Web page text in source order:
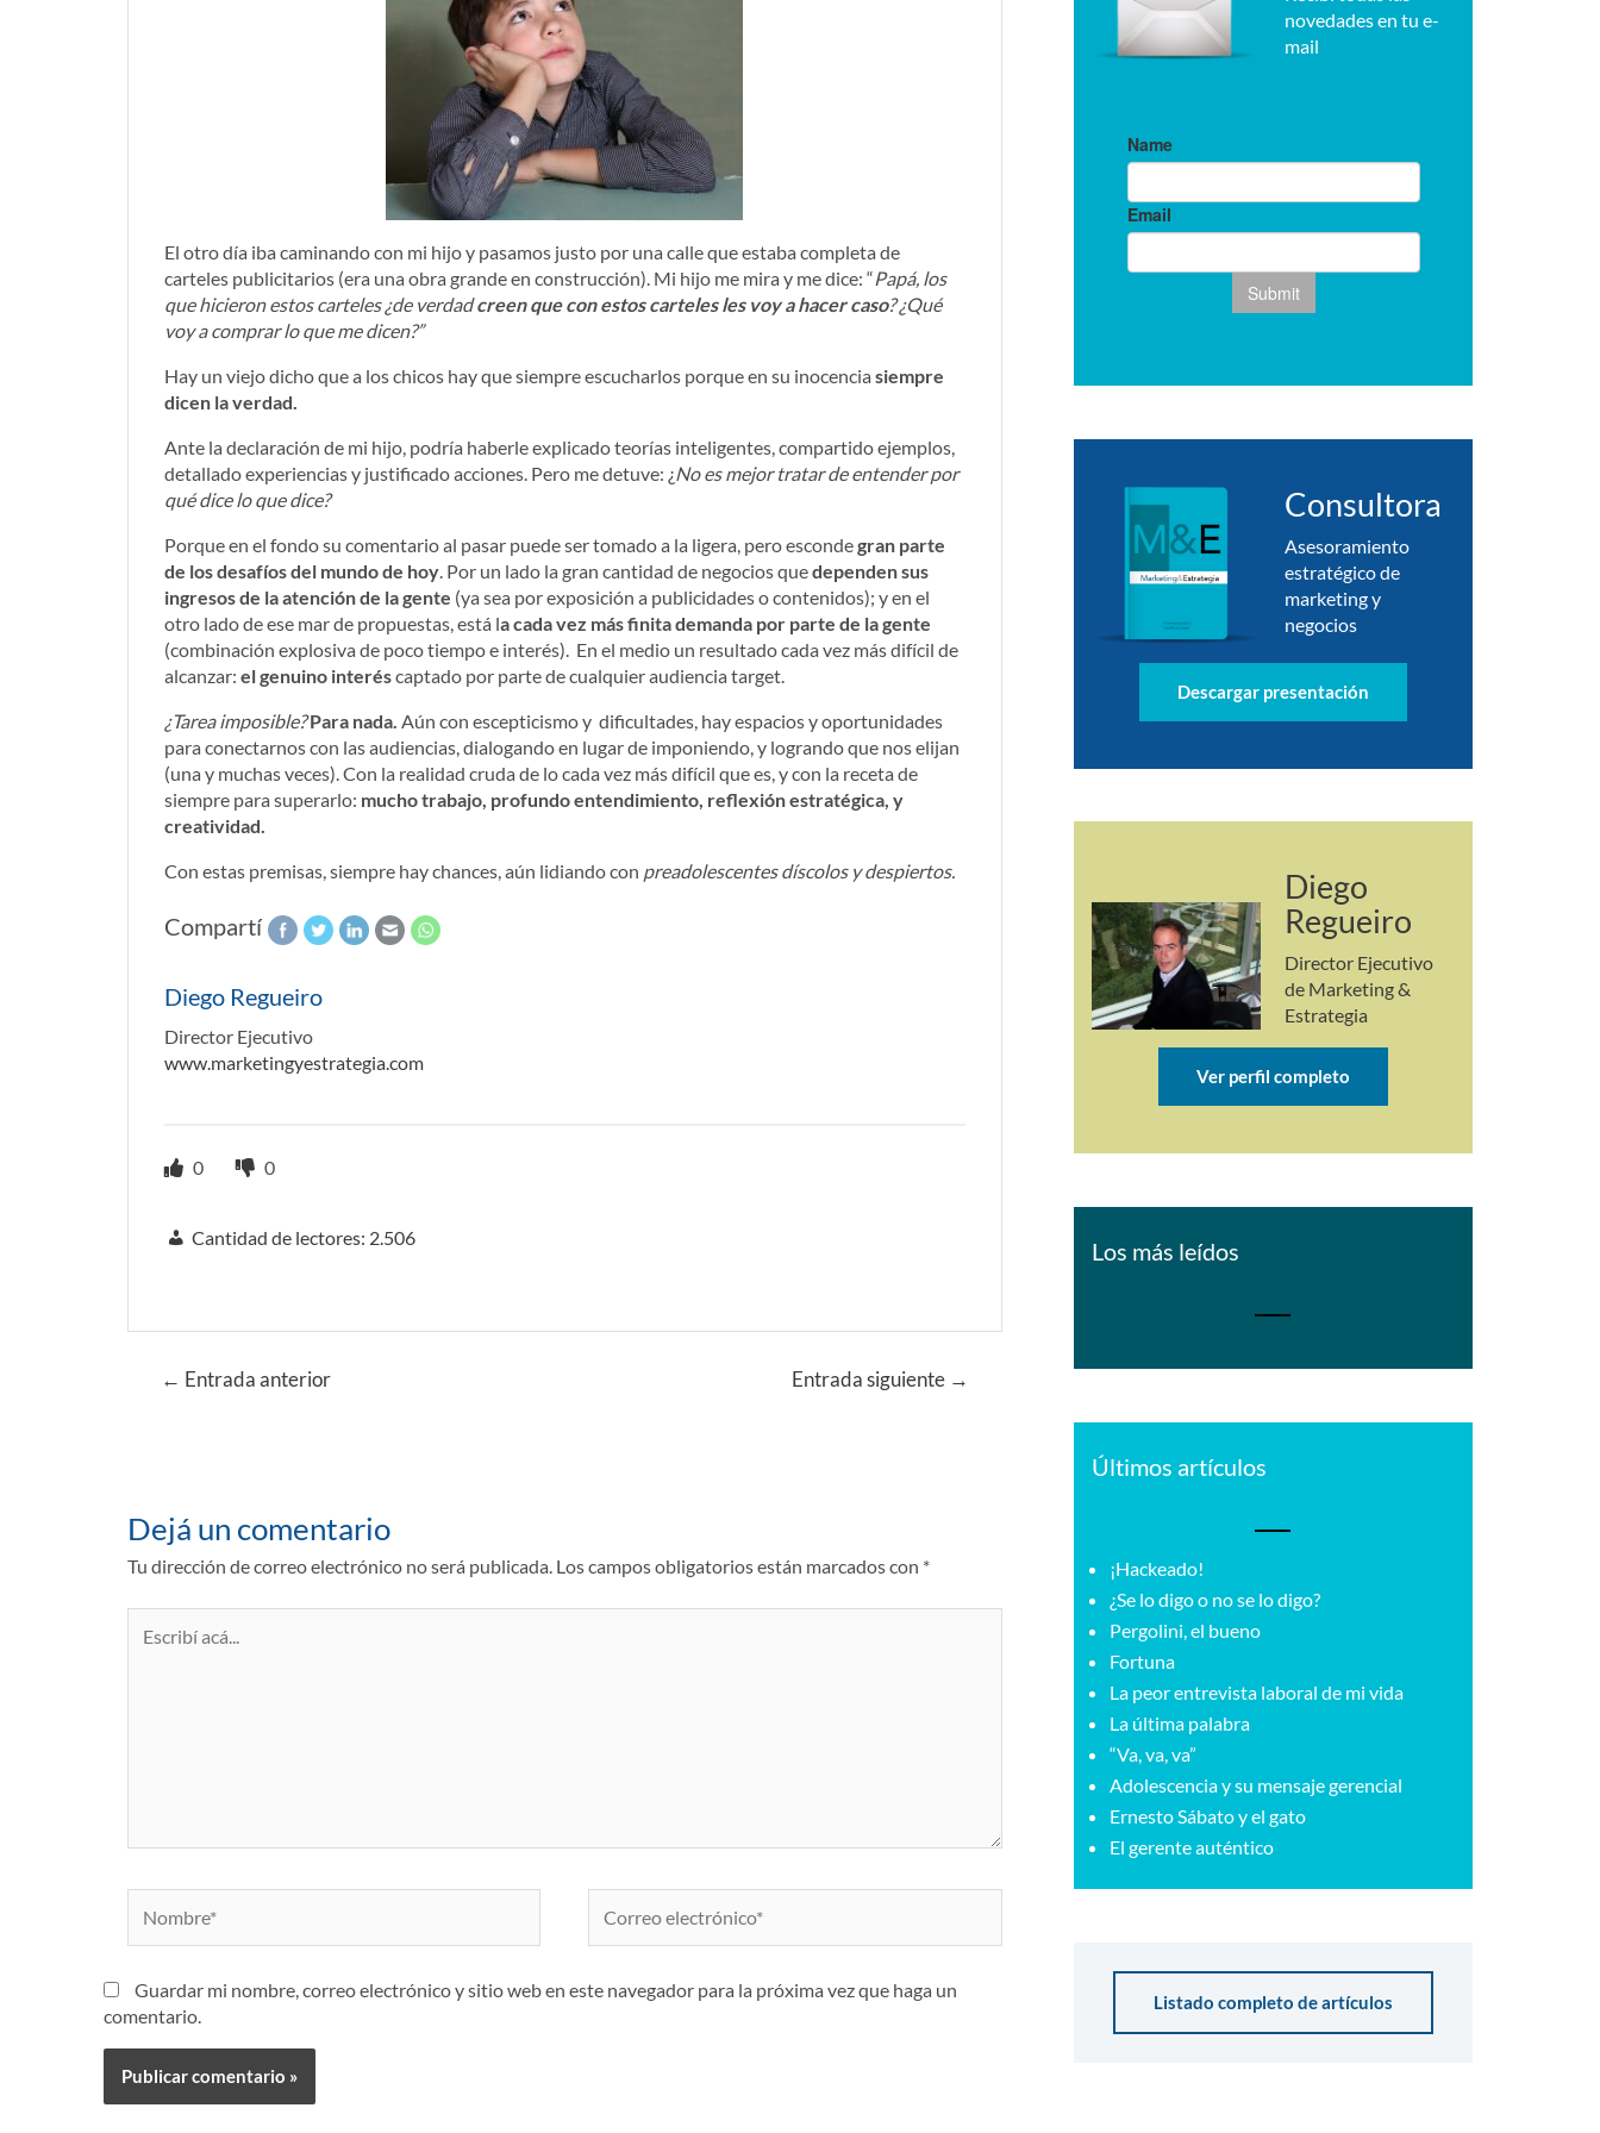
El otro día iba caminando con mi hijo y pasamos justo por una calle que estaba completa de
carteles publicitarios (era una obra grande en construcción). Mi hijo me mira y me dice: “Papá, los
que hicieron estos carteles ¿de verdadcreen que con estos carteles les voy a hacer caso? ¿Qué
voy a comprar lo que me dicen?”
Hay un viejo dicho que a los chicos hay que siempre escucharlos porque en su inocencia siempre
dicen la verdad.
Ante la declaración de mi hijo, podría haberle explicado teorías inteligentes, compartido ejemplos,
detallado experiencias y justificado acciones. Pero me detuve: ¿No es mejor tratar de entender por
qué dice lo que dice?
Porque en el fondo su comentario al pasar puede ser tomado a la ligera, pero escondegran parte
de los desafíos del mundo de hoy. Por un lado la gran cantidad de negocios quedependen sus
ingresos de la atención de la gente (ya sea por exposición a publicidades o contenidos); y en el
otro lado de ese mar de propuestas, está la cada vez más finita demanda por parte de la gente
(combinación explosiva de poco tiempo e interés). En el medio un resultado cada vez más difícil de
alcanzar: el genuino interéscaptado por parte de cualquier audiencia target.
¿Tarea imposible? Para nada. Aún con escepticismo y dificultades, hay espacios y oportunidades
para conectarnos con las audiencias, dialogando en lugar de imponiendo, y logrando que nos elijan
(una y muchas veces). Con la realidad cruda de lo cada vez más difícil que es, y con la receta de
siempre para superarlo: mucho trabajo, profundo entendimiento, reflexión estratégica, y
creatividad.
Con estas premisas, siempre hay chances, aún lidiando con preadolescentes díscolos y despiertos.
Compartí
Diego Regueiro
Director Ejecutivo
www.marketingyestrategia.com
0 0
Cantidad de lectores: 2.506
Navegación
← Entrada anterior Entrada siguiente →
Dejá un comentario
Tu dirección de correo electrónico no será publicada. Los campos obligatorios están marcados con *
acá...
electrónico*
Guardar mi nombre, correo electrónico y sitio web en este navegador para la próxima vez que haga un
comentario.
novedades en tu e-
mail
Consultora
Asesoramiento
estratégico de
marketing y
negocios
Descargar presentación
Diego
Regueiro
Director Ejecutivo
de Marketing &
Estrategia
Ver perfil completo
Los más leídos
Últimos artículos
¡Hackeado!
¿Se lo digo o no se lo digo?
Pergolini, el bueno
Fortuna
La peor entrevista laboral de mi vida
La última palabra
“Va, va, va”
Adolescencia y su mensaje gerencial
Ernesto Sábato y el gato
El gerente auténtico
Listado completo de artículos